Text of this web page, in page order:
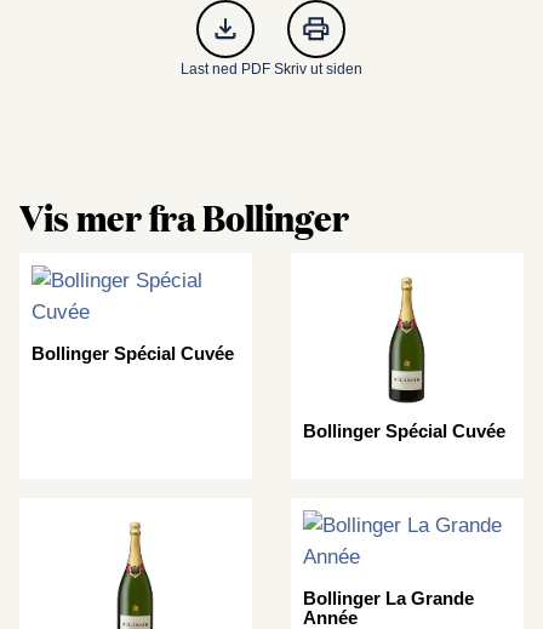
Last ned PDF Skriv ut siden
Vis mer fra Bollinger
Bollinger Spécial Cuvée
Bollinger Spécial Cuvée
Bollinger La Grande
Année